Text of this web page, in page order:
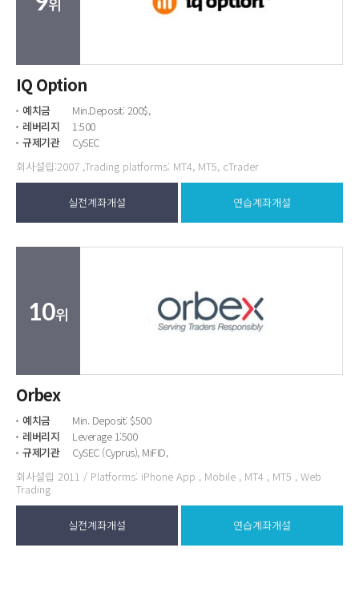
IQ Option
예치금
Min.Deposit: 200$,
레버리지
1:500
규제기관
CySEC
회사설립:2007 ,Trading platforms: MT4, MT5, cTrader
실전계좌개설 연습계좌개설
10위
Orbex
예치금
Min. Deposit: $500
레버리지
Leverage 1:500
규제기관
CySEC (Cyprus), MiFID,
회사설립 2011 / Platforms: iPhone App , Mobile , MT4 , MT5 , Web
Trading
실전계좌개설 연습계좌개설